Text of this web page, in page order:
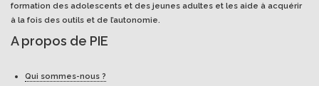
formation des adolescents et des jeunes adultes et les aide à acquérir
à la fois des outils et de l’autonomie.
A propos de PIE
Qui sommes-nous ?